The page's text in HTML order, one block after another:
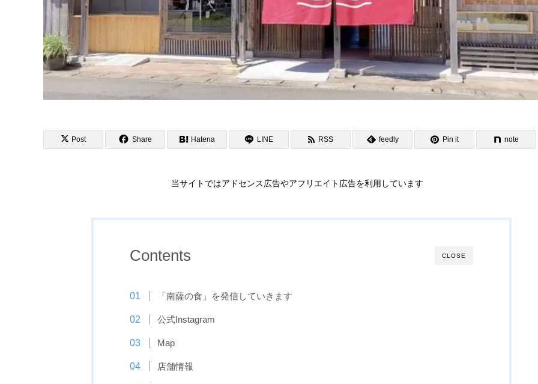
Post Share Hatena LINE RSS feedly Pin it note
当サイトではアドセンス広告やアフリエイト広告を利用しています
CLOSE
Contents
「南薩の食」を発信していきます
公式Instagram
Map
店舗情報